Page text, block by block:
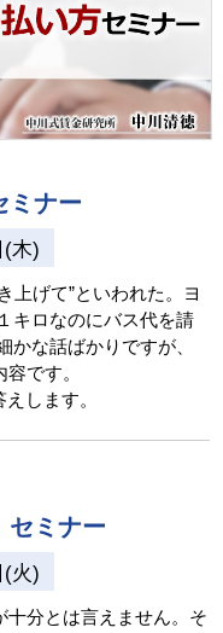
ミナー
(木)
上げて”といわれた。ヨ
キロなのにバス代を請
かな話ばかりですが、
です。
します。
セミナー
(火)
十分とは言えません。そ